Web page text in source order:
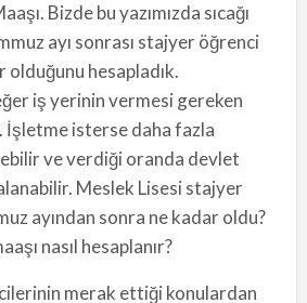
Bizde bu yazımızda sıcağı
ayı sonrası stajyer öğrenci
olduğunu hesapladık.
iş yerinin vermesi gereken
isterse daha fazla
ve verdiği oranda devlet
Meslek Lisesi stajyer
ayından sonra ne kadar oldu?
nasıl hesaplanır?
merak ettiği konulardan